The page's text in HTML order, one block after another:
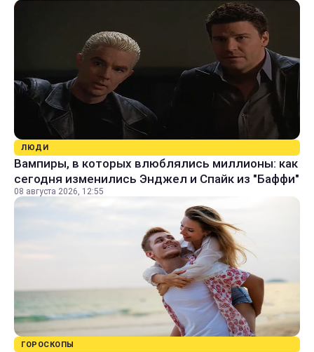
ЛЮДИ
Вампиры, в которых влюблялись миллионы: как
сегодня изменились Энджел и Спайк из "Баффи"
08 августа 2026, 12:55
ГОРОСКОПЫ